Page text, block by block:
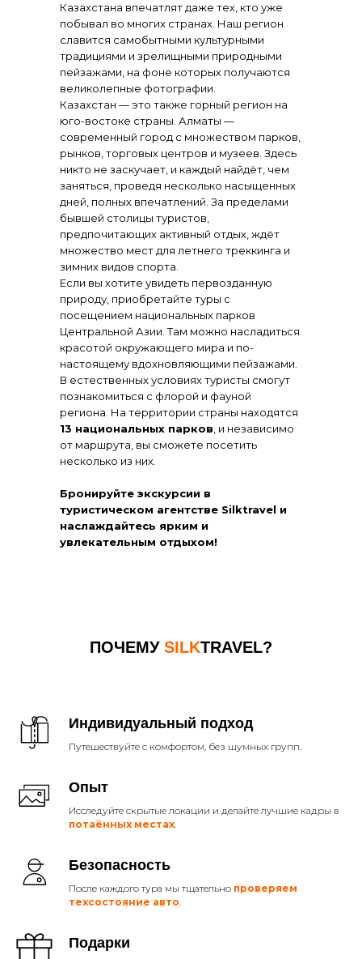
Казахстана впечатлят даже тех, кто уже
побывал во многих странах. Наш регион
славится самобытными культурными
традициями и зрелищными природными
пейзажами, на фоне которых получаются
великолепные фотографии.
Казахстан — это также горный регион на
юго-востоке страны. Алматы —
современный город с множеством парков,
рынков, торговых центров и музеев. Здесь
никто не заскучает, и каждый найдёт, чем
заняться, проведя несколько насыщенных
дней, полных впечатлений. За пределами
бывшей столицы туристов,
предпочитающих активный отдых, ждёт
множество мест для летнего треккинга и
зимних видов спорта.
Если вы хотите увидеть первозданную
природу, приобретайте туры с
посещением национальных парков
Центральной Азии. Там можно насладиться
красотой окружающего мира и по-
настоящему вдохновляющими пейзажами.
В естественных условиях туристы смогут
познакомиться с флорой и фауной
региона. На территории страны находятся
13 национальных парков, и независимо
от маршрута, вы сможете посетить
несколько из них.
Бронируйте экскурсии в
туристическом агентстве Silktravel и
наслаждайтесь ярким и
увлекательным отдыхом!
ПОЧЕМУ SILKTRAVEL?
Индивидуальный подход
Путешествуйте с комфортом, без шумных групп.
Опыт
Исследуйте скрытые локации и делайте лучшие кадры в
потаённых местах.
Безопасность
После каждого тура мы тщательно проверяем
техсостояние авто.
Подарки